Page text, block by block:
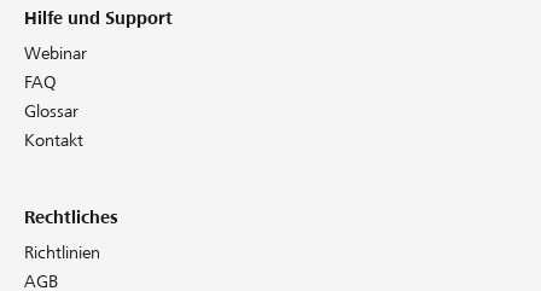
Hilfe und Support
Webinar
FAQ
Glossar
Kontakt
Rechtliches
Richtlinien
AGB